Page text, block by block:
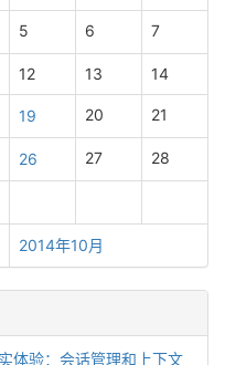
2014年10月
5 6 7
12 13 14
19 20 21
26 27 28
体验：会话管理和上下文